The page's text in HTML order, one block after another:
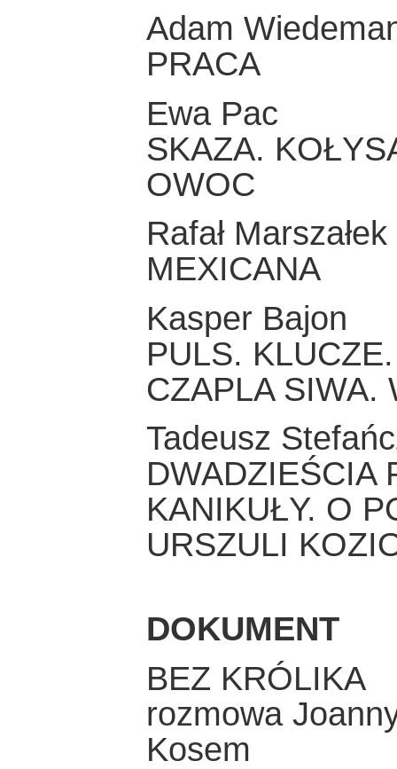
Adam
PRACA
Ewa Pac
SKAZA.
OWOC
Rafał Marszałek
MEXICANA
Kasper Bajon
PULS.
CZAPLA SIWA.
Tadeusz
DWADZIEŚCIA
KANIKUŁY. O
URSZULI
DOKUMENT
BEZ KRÓLIKA
rozmowa
Kosem